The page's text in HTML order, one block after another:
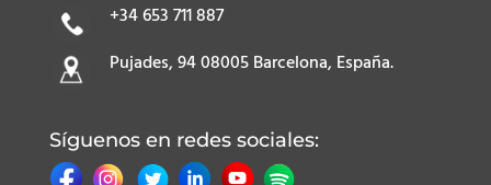
+34 653 711 887
Pujades, 94 08005 Barcelona, España.
Síguenos en redes sociales: